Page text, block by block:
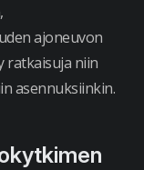
ajoneuvon
ratkaisuja niin
asennuksiinkin.